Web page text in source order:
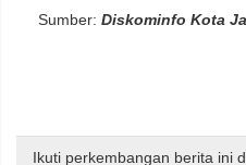
Sumber: Diskominfo Kota
Ikuti perkembangan berita ini